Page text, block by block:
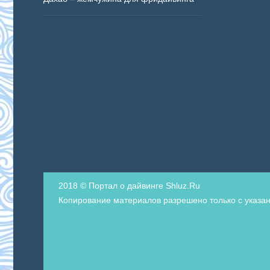
2018 © Портал о дайвинге Shluz.Ru
Копирование материалов разрешено только с